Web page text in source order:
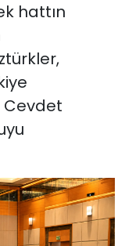
hattın
Cevdet